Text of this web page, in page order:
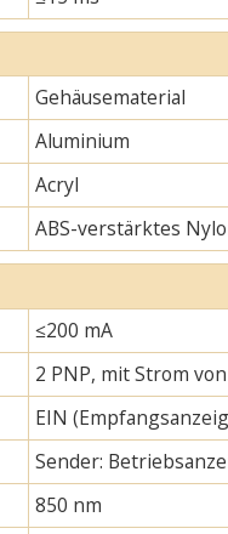
Gehäusematerial
Aluminium
Acryl
ABS-verstärktes
≤200 mA
2 PNP, mit Strom
EIN
Sender:
850 nm